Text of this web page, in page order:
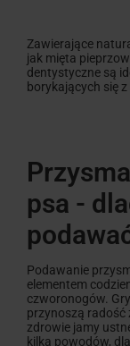
Zawierające
jak mięta
dentystyczne są
borykających się
psa -
Podawanie
elementem
czworonogów.
przynoszą radość
zdrowie jamy
kilka powodów,